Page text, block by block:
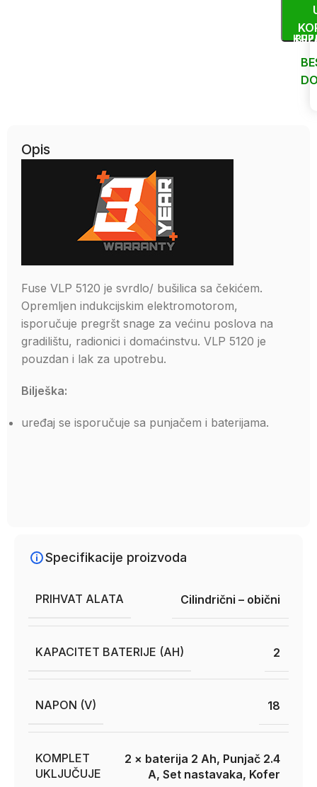
Opis
Fuse VLP 5120 je svrdlo/ bušilica sa čekićem.
Opremljen indukcijskim elektromotorom,
isporučuje pregršt snage za većinu poslova na
gradilištu, radionici i domaćinstvu. VLP 5120 je
pouzdan i lak za upotrebu.
Bilješka:
uređaj se isporučuje sa punjačem i baterijama.
Specifikacije proizvoda
PRIHVAT ALATA Cilindrični – obični
KAPACITET BATERIJE (AH) 2
NAPON (V) 18
KOMPLET
UKLJUČUJE
2 × baterija 2 Ah, Punjač 2.4
A, Set nastavaka, Kofer